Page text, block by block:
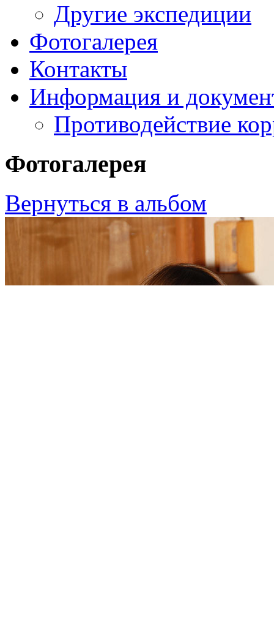
Другие экспедиции
Фотогалерея
Контакты
Информация и
Противодействие
Фотогалерея
Вернуться в альбом